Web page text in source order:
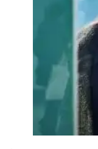
Previous